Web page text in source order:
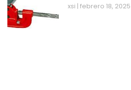
xsi febrero 18, 2025